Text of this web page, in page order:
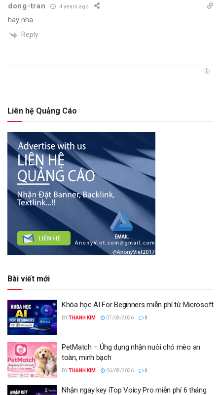
dong-tran 4 years ago
hay nha
Reply
Liên hệ Quảng Cáo
Bài viết mới
Khóa học AI For Beginners miễn phí từ Microsoft
BYTHANH KIM 07/08/2026 0
PetMatch – Ứng dụng nhận nuôi chó mèo an
toàn, minh bạch
BYTHANH KIM 06/08/2026 0
Nhận ngay key iTop Voicy Pro miễn phí 6 tháng